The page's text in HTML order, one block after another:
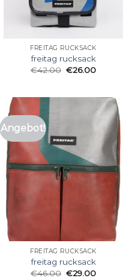
FREITAG RUCKSACK
freitag rucksack
€42.00 €26.00
Angebot!
FREITAG RUCKSACK
freitag rucksack
€46.00 €29.00